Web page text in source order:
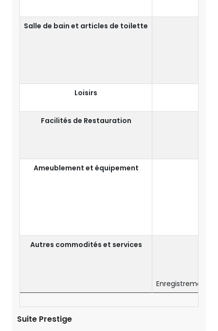
Salle de bain et articles de toilette
Loisirs
Facilités de Restauration
Ameublement et équipement
Autres commodités et services
Enregistrement
Suite Prestige